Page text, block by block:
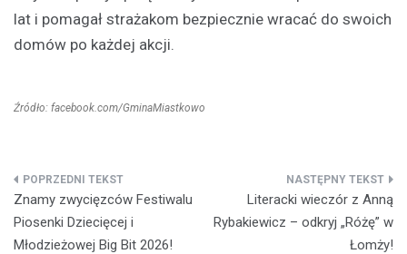
lat i pomagał strażakom bezpiecznie wracać do swoich
domów po każdej akcji.
Źródło: facebook.com/GminaMiastkowo
Nawigacja
wpisu
Znamy zwycięzców Festiwalu
Piosenki Dziecięcej i
Młodzieżowej Big Bit 2026!
Literacki wieczór z Anną
Rybakiewicz – odkryj „Różę” w
Łomży!